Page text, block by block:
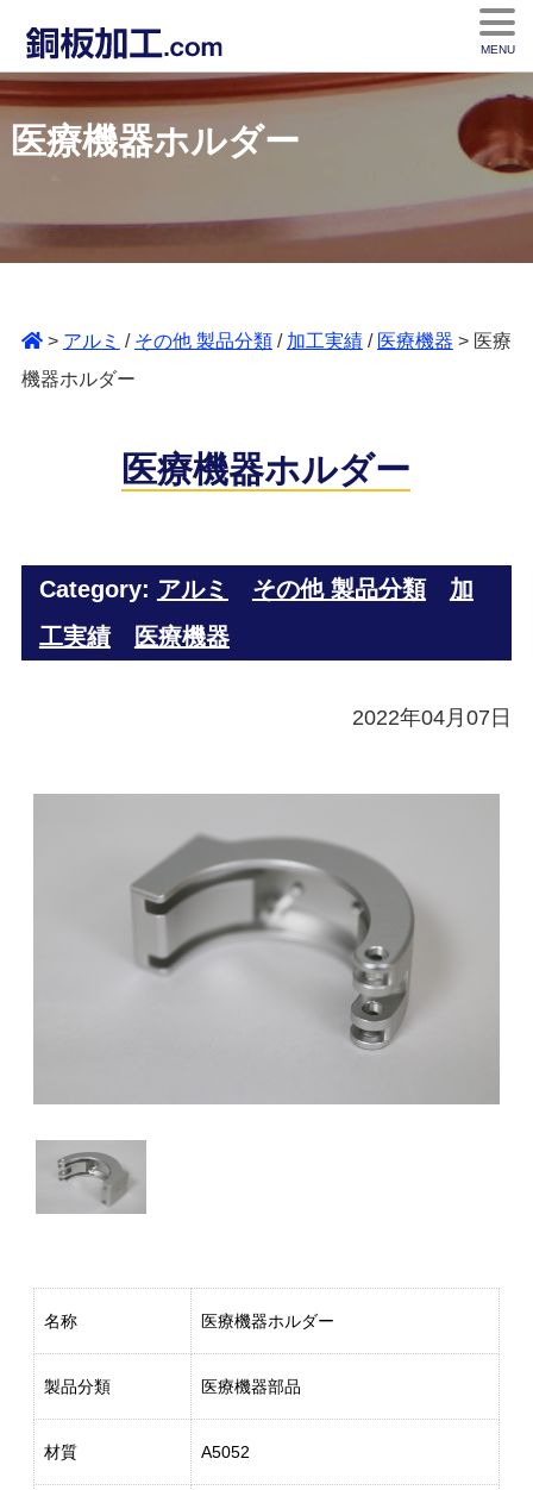
MENU
医療機器ホルダー
> アルミ / その他 製品分類/ 加工実績/ 医療機器 > 医療
機器ホルダー
医療機器ホルダー
Category: アルミ その他 製品分類
加
工実績
医療機器
2022年04月07日
名称 医療機器ホルダー
製品分類 医療機器部品
材質 A5052